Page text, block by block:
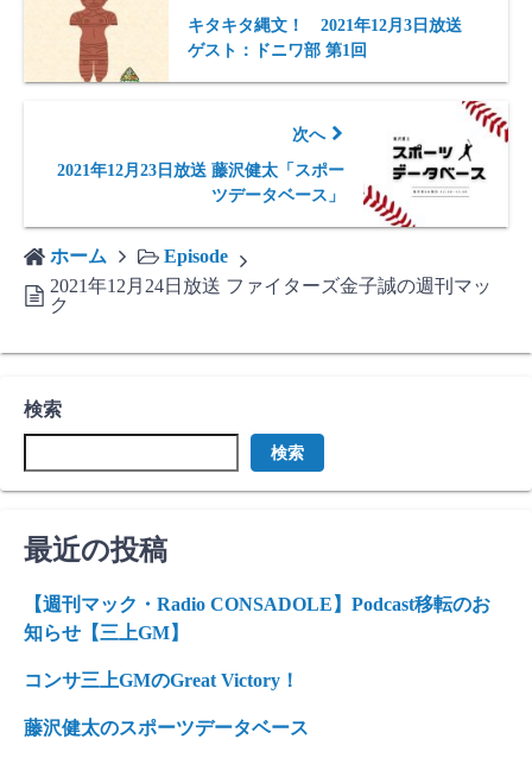
キタキタ縄文！ 2021年12月3日放送
ゲスト：ドニワ部 第1回
次へ
2021年12月23日放送 藤沢健太「スポー
ツデータベース」
ホーム
Episode
2021年12月24日放送 ファイターズ金子誠の週刊マッ
ク
検索
検索
最近の投稿
【週刊マック・Radio CONSADOLE】Podcast移転のお
知らせ【三上GM】
コンサ三上GMのGreat Victory！
藤沢健太のスポーツデータベース